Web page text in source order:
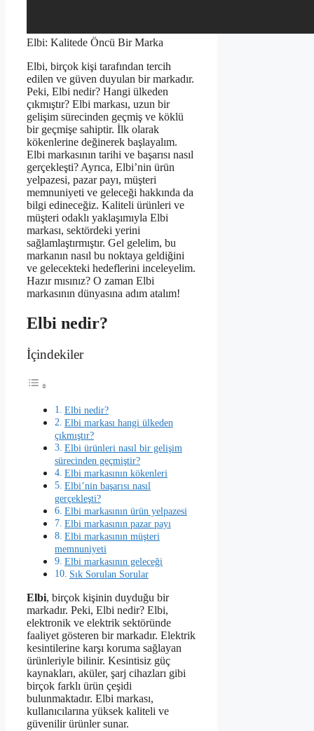
Elbi: Kalitede Öncü Bir Marka
Elbi, birçok kişi tarafından tercih
edilen ve güven duyulan bir markadır.
Peki, Elbi nedir? Hangi ülkeden
çıkmıştır? Elbi markası, uzun bir
gelişim sürecinden geçmiş ve köklü
bir geçmişe sahiptir. İlk olarak
kökenlerine değinerek başlayalım.
Elbi markasının tarihi ve başarısı nasıl
gerçekleşti? Ayrıca, Elbi’nin ürün
yelpazesi, pazar payı, müşteri
memnuniyeti ve geleceği hakkında da
bilgi edineceğiz. Kaliteli ürünleri ve
müşteri odaklı yaklaşımıyla Elbi
markası, sektördeki yerini
sağlamlaştırmıştır. Gel gelelim, bu
markanın nasıl bu noktaya geldiğini
ve gelecekteki hedeflerini inceleyelim.
Hazır mısınız? O zaman Elbi
markasının dünyasına adım atalım!
Elbi nedir?
İçindekiler
Elbi nedir?
Elbi markası hangi ülkeden
çıkmıştır?
Elbi ürünleri nasıl bir gelişim
sürecinden geçmiştir?
Elbi markasının kökenleri
Elbi’nin başarısı nasıl
gerçekleşti?
Elbi markasının ürün yelpazesi
Elbi markasının pazar payı
Elbi markasının müşteri
memnuniyeti
Elbi markasının geleceği
Sık Sorulan Sorular
Elbi, birçok kişinin duyduğu bir
markadır. Peki, Elbi nedir? Elbi,
elektronik ve elektrik sektöründe
faaliyet gösteren bir markadır. Elektrik
kesintilerine karşı koruma sağlayan
ürünleriyle bilinir. Kesintisiz güç
kaynakları, aküler, şarj cihazları gibi
birçok farklı ürün çeşidi
bulunmaktadır. Elbi markası,
kullanıcılarına yüksek kaliteli ve
güvenilir ürünler sunar.